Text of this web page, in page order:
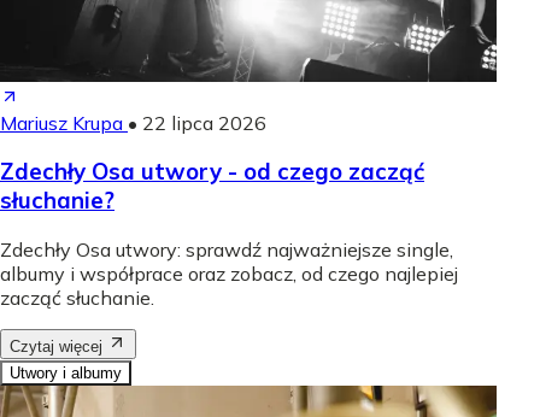
Mariusz Krupa • 22 lipca 2026
Zdechły Osa utwory - od czego zacząć
słuchanie?
Zdechły Osa utwory: sprawdź najważniejsze single,
albumy i współprace oraz zobacz, od czego najlepiej
zacząć słuchanie.
Czytaj więcej
Utwory i albumy